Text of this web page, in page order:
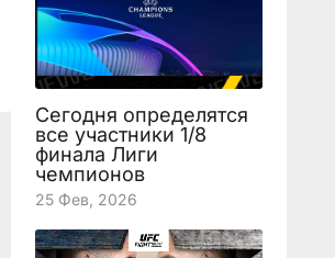
Сегодня определятся
все участники 1/8
финала Лиги
чемпионов
25 Фев, 2026